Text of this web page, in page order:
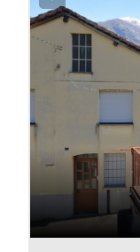
SERVIZI
DICONO
NOI
Scegli
dove